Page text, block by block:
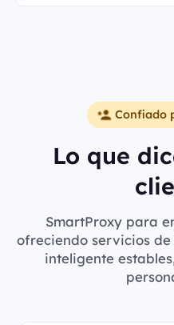
Confiado
Lo que
SmartProxy para
ofreciendo servicios
inteligente